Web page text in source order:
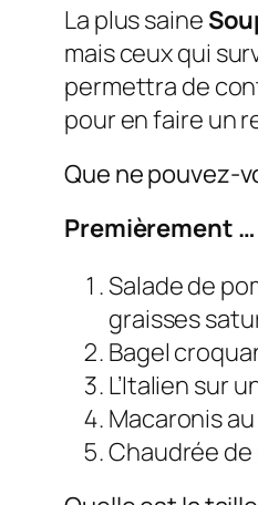
La plus saine
mais ceux qui
permettra de
pour en faire un
Que ne pouvez-
Premièrement
Salade de
graisses
Bagel
L’Italien sur
Macaronis
Chaudrée